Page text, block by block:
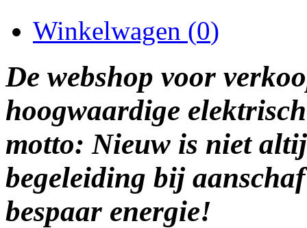
Winkelwagen (0)
De webshop voor
hoogwaardige
motto: Nieuw is niet
begeleiding bij
bespaar energie!